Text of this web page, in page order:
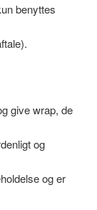
benyttes
give wrap, de
og
og er